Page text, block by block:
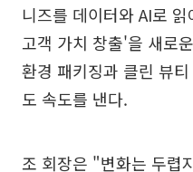
니즈를 데이터와 AI로
고객 가치 창출'을 새로
환경 패키징과 클린 뷰
도 속도를 낸다.
조 회장은 "변화는 두렵